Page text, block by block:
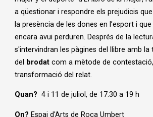
a qüestionar i respondre els prejudicis
la presència de les dones en l’esport i
encara avui perduren. Després de la
s'intervindran les pàgines del llibre amb la
del brodat com a mètode de
transformació del relat.
Quan? 4 i 11 de juliol, de 17.30 a 19 h
On? Espai d'Arts de Roca Umbert